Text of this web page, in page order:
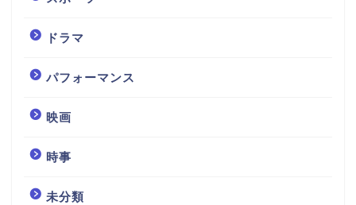
ドラマ
パフォーマンス
映画
時事
未分類